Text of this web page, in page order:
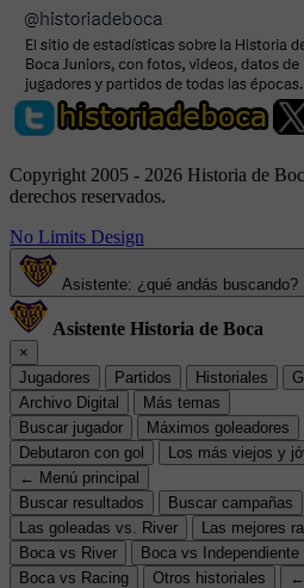
Copyright 2005 - 2026 Historia de
derechos reservados.
No Limits Design
Asistente: ¿qué andás buscando?
Asistente Historia de Boca
×
Jugadores
Partidos Historiales
Archivo Digital
Más temas
Buscar jugador
Máximos goleadores
Debutaron con gol
Los más viejos y
← Menú principal
Buscar resultados
Buscar campañas
Las goleadas vs. River
Las mejores
Boca vs River
Boca vs Independiente
Boca vs Racing
Otros historiales